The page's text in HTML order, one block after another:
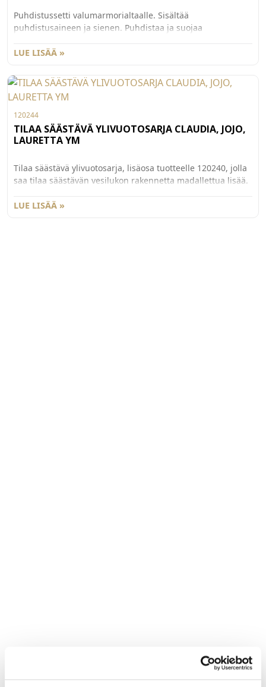
Puhdistussetti valumarmorialtaalle. Sisältää
puhdistusaineen ja sienen. Puhdistaa ja suojaa
kromipinnoille.
LUE LISÄÄ »
120244
TILAA SÄÄSTÄVÄ YLIVUOTOSARJA CLAUDIA, JOJO,
LAURETTA YM
Tilaa säästävä ylivuotosarja, lisäosa tuotteelle 120240, jolla
saa tilaa säästävän vesilukon rakennetta madallettua lisää.
jää tuolloin pois ja ylivuoto liitetään suoraan
LUE LISÄÄ »